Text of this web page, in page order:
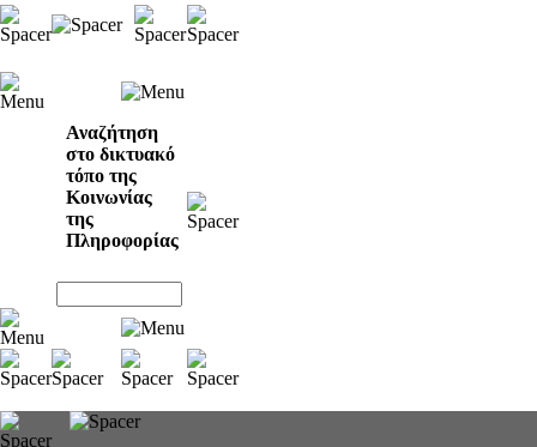
Αναζήτηση
στο δικτυακό
τόπο της
Κοινωνίας
της
Πληροφορίας